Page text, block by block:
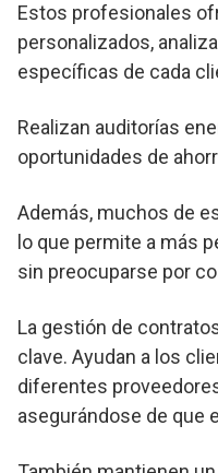
Estos profesionales
personalizados,
específicas de cada
Realizan auditorías
oportunidades de
Además, muchos de
lo que permite a más
sin preocuparse por
La gestión de
clave. Ayudan a los
diferentes
asegurándose de que